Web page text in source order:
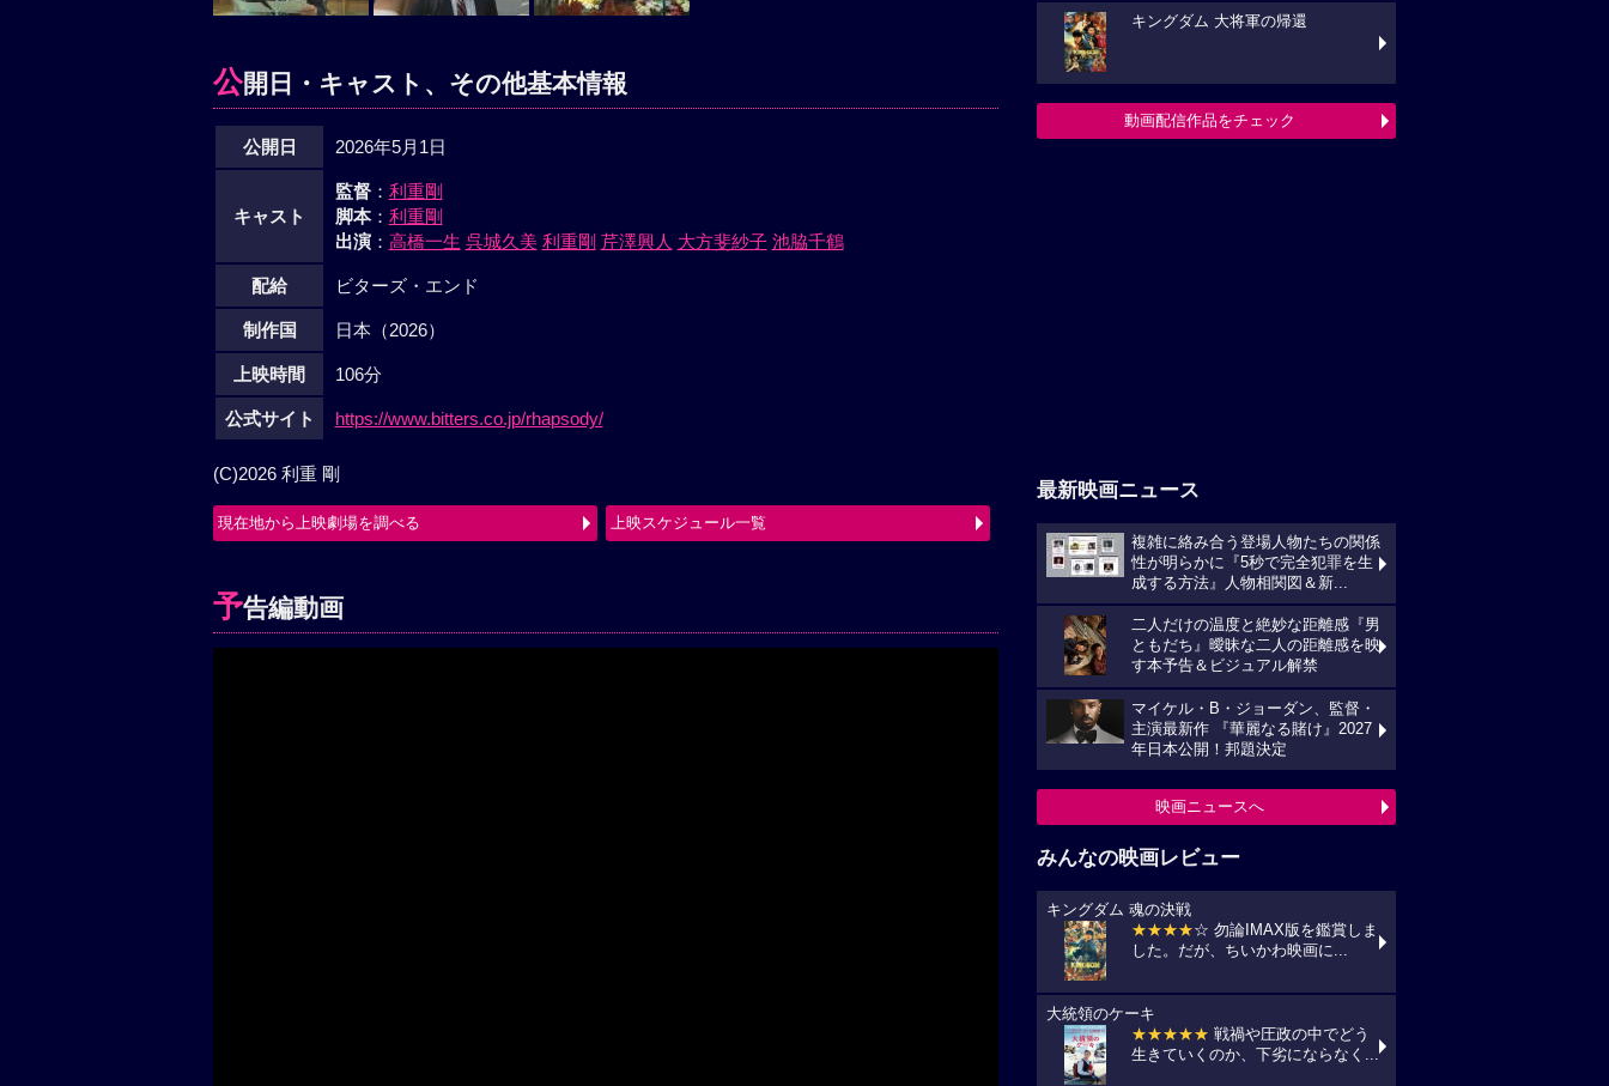
公開日・キャスト、その他基本情報
公開日 2026年5月1日
キャスト
監督： 利重剛
脚本： 利重剛
出演： 高橋一生 呉城久美 利重剛 芹澤興人 大方斐紗子 池脇千鶴
配給 ビターズ・エンド
制作国 日本（2026）
上映時間 106分
公式サイト https://www.bitters.co.jp/rhapsody/
(C)2026 利重 剛
現在地から上映劇場を調べる 上映スケジュール一覧
予告編動画
キングダム 大将軍の帰還
動画配信作品をチェック
最新映画ニュース
複雑に絡み合う登場人物たちの関係
性が明らかに『5秒で完全犯罪を生
成する方法』人物相関図＆新...
二人だけの温度と絶妙な距離感『男
ともだち』曖昧な二人の距離感を映
す本予告＆ビジュアル解禁
マイケル・B・ジョーダン、監督・
主演最新作 『華麗なる賭け』2027
年日本公開！邦題決定
映画ニュースへ
みんなの映画レビュー
キングダム 魂の決戦
★★★★☆ 勿論IMAX版を鑑賞しま
した。だが、ちいかわ映画に...
大統領のケーキ
★★★★★ 戦禍や圧政の中でどう
生きていくのか、下劣にならなく...